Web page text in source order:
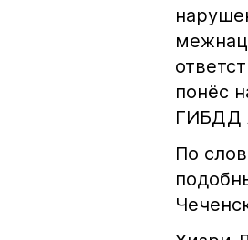
понёс
ГИБДД
По